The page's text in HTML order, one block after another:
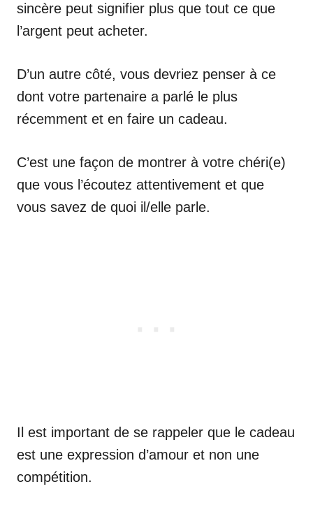
sincère peut signifier plus que tout ce que
l’argent peut acheter.
D’un autre côté, vous devriez penser à ce
dont votre partenaire a parlé le plus
récemment et en faire un cadeau.
C’est une façon de montrer à votre chéri(e)
que vous l’écoutez attentivement et que
vous savez de quoi il/elle parle.
Il est important de se rappeler que le cadeau
est une expression d’amour et non une
compétition.